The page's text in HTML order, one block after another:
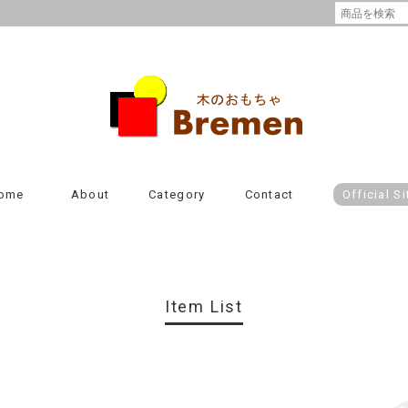
About Category Contact Official
Item List